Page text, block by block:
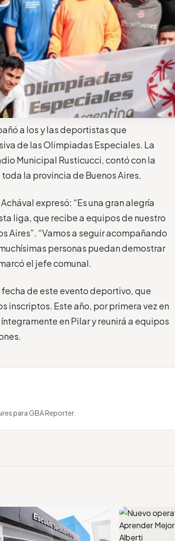
a los y las deportistas que
de las Olimpiadas Especiales. La
Municipal Rusticucci, contó con la
la provincia de Buenos Aires.
expresó: “Es una gran alegría
liga, que recibe a equipos de nuestro
Aires”. “Vamos a seguir acompañando
personas puedan demostrar
el jefe comunal.
de este evento deportivo, que
inscriptos. Este año, por primera vez en
en Pilar y reunirá a equipos
para GBA Reporter.